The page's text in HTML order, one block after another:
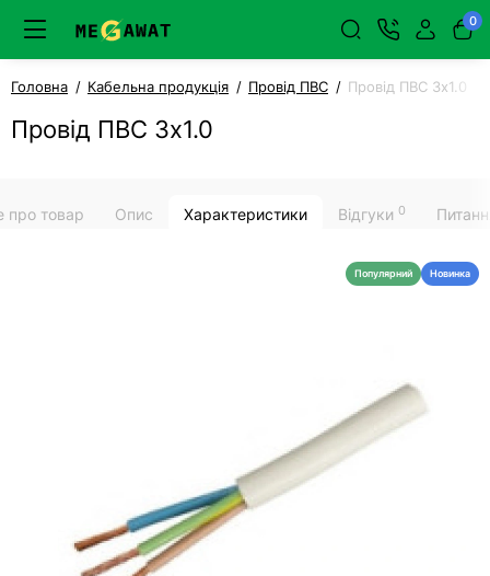
0
Головна Кабельна продукція Провід ПВС Провід ПВС 3x1.0
Провід ПВС 3x1.0
про товар Опис Характеристики Відгуки 0
Популярний Новинка